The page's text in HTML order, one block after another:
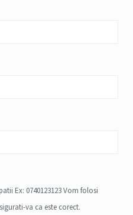
Ex: 0740123123 Vom folosi
va ca este corect.